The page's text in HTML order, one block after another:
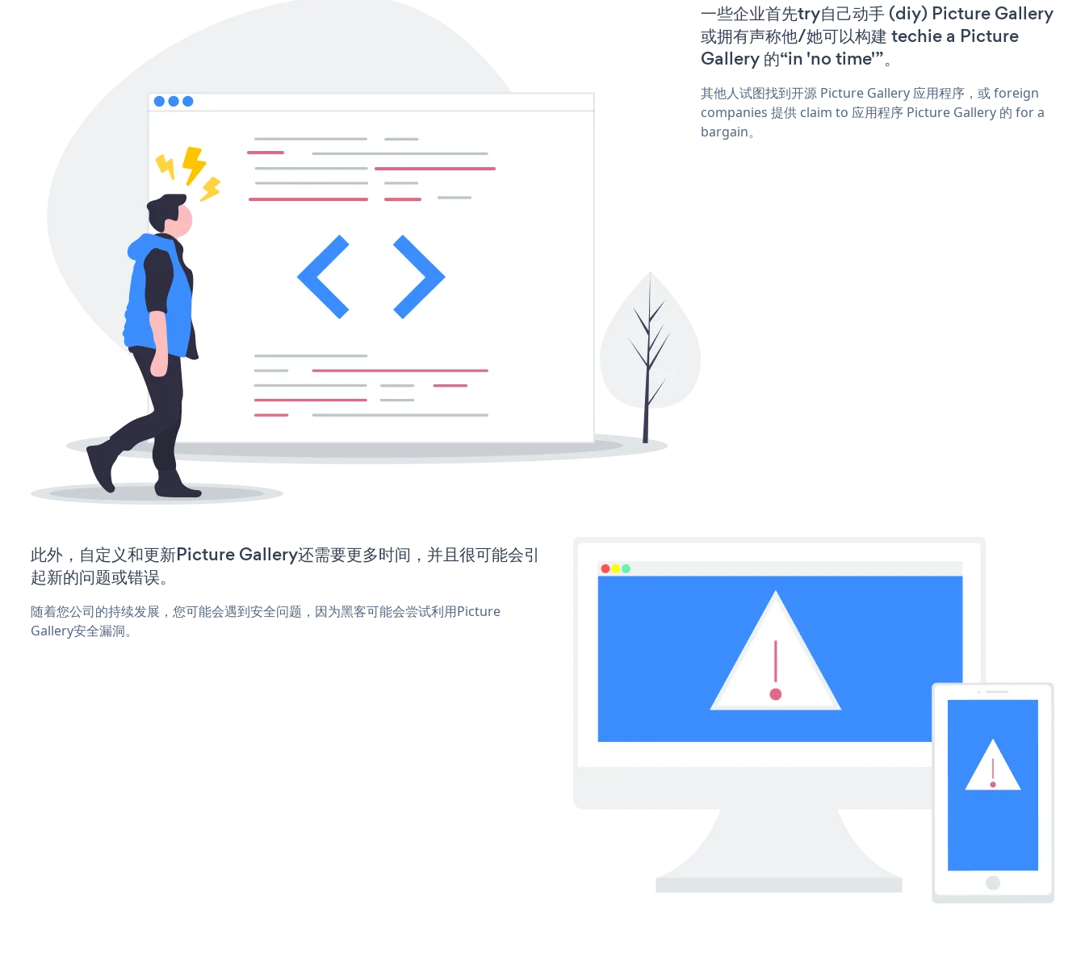
一些企业首先try自己动手 (diy) Picture Gallery
或拥有声称他/她可以构建 techie a Picture
Gallery 的“in 'no time'”。
其他人试图找到开源 Picture Gallery 应用程序，或 foreign
companies 提供 claim to 应用程序 Picture Gallery 的 for a
bargain。
此外，自定义和更新Picture Gallery还需要更多时间，并且很可能会引
起新的问题或错误。
随着您公司的持续发展，您可能会遇到安全问题，因为黑客可能会尝试利用Picture
Gallery安全漏洞。